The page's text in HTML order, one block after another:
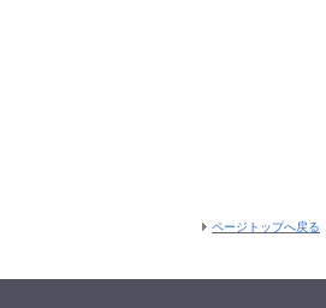
ページトップへ戻る